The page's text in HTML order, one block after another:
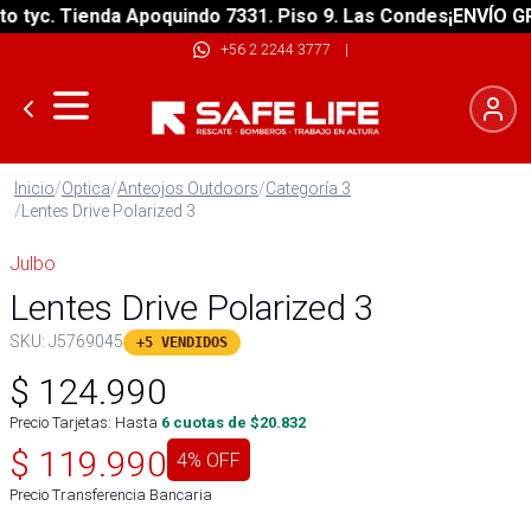
Tienda Apoquindo 7331. Piso 9. Las Condes¡ENVÍO
+56 2 2244 3777 |
Inicio/Optica/Anteojos Outdoors/Categoría 3
/Lentes Drive Polarized 3
Julbo
Lentes Drive Polarized 3
SKU: J5769045 +5 VENDIDOS
$ 124.990
Precio Tarjetas: Hasta 6 cuotas de $20.832
$ 119.990 4% OFF
Precio Transferencia Bancaria